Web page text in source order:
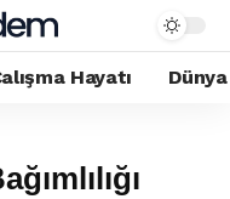
Hayatı Dünya